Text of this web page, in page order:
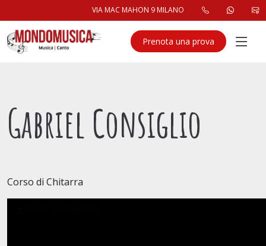
VIA MAC MAHON 9 MILANO
Prenota una prova
Gabriel Consiglio
Corso di Chitarra